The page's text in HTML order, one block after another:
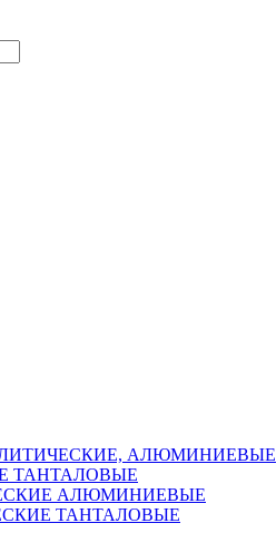
АЛЮМИНИЕВЫЕ
ТАНТАЛОВЫЕ
АЛЮМИНИЕВЫЕ
ТАНТАЛОВЫЕ